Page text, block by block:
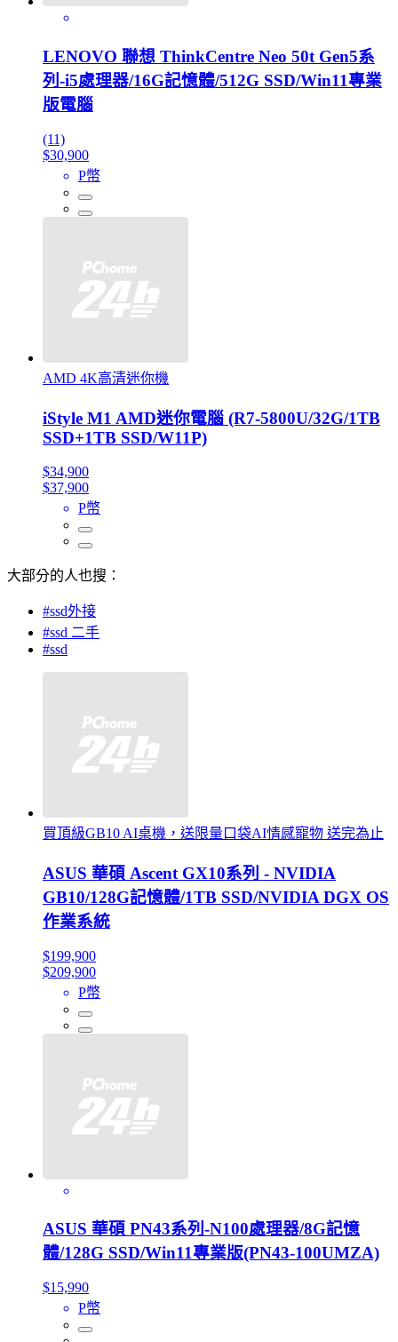
LENOVO 聯想 ThinkCentre Neo 50t Gen5系
列-i5處理器/16G記憶體/512G SSD/Win11專業
版電腦
(11)
$30,900
P幣
AMD 4K高清迷你機
iStyle M1 AMD迷你電腦 (R7-5800U/32G/1TB
SSD+1TB SSD/W11P)
$34,900
$37,900
P幣
大部分的人也搜：
#ssd外接
#ssd 二手
#ssd
買頂級GB10 AI桌機，送限量口袋AI情感寵物 送完為止
ASUS 華碩 Ascent GX10系列 - NVIDIA
GB10/128G記憶體/1TB SSD/NVIDIA DGX OS
作業系統
$199,900
$209,900
P幣
ASUS 華碩 PN43系列-N100處理器/8G記憶
體/128G SSD/Win11專業版(PN43-100UMZA)
$15,990
P幣